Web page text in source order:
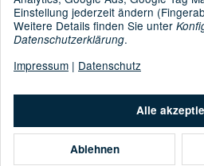
Kategorie:Skinfit
54,95 €
inkl. 19% USt. ,Versandkostenfreie
Alle
Ablehnen
Einstellung jederzeit ändern
Weitere Details finden Sie unter
Datenschutzerklärung.
Impressum | Datenschutz